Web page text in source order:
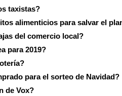
taxistas?
alimenticios para salvar el
del comercio local?
para 2019?
para el sorteo de Navidad?
de Vox?